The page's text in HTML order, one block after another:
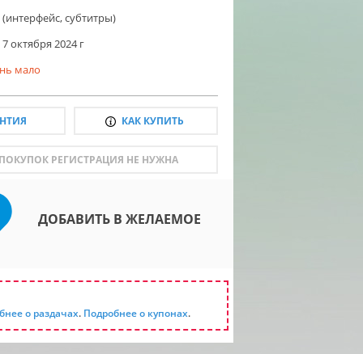
субтитры)
7 октября 2024 г
мало
КАК КУПИТЬ
РЕГИСТРАЦИЯ НЕ НУЖНА
ДОБАВИТЬ В ЖЕЛАЕМОЕ
о раздачах. Подробнее о купонах.